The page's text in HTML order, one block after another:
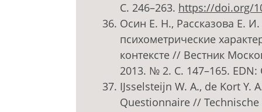
С. 246–263. https://doi.org/
Осин Е. Н., Рассказова Е. И.
психометрические
контексте // Вестник
2013. № 2. С. 147–165. EDN:
IJsselsteijn W. A., de Kort Y.
Questionnaire //